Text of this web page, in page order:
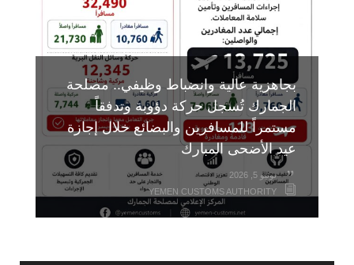
بجاهزية عالية وانضباط وظيفي.. مصلحة
الجمارك تُسجل حركة دؤوبة وتدفقاً
مستمراً للمسافرين والبضائع خلال إجازة
عيد الأضحى المبارك
يونيو 5, 2026
YEMEN CUSTOMS AUTHORITY